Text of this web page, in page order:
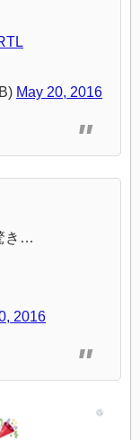
May 20, 2016
き…
2016